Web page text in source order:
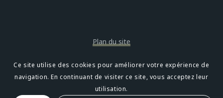
Plan du site
Mentions légales
Confidentialité
Ce site utilise des cookies pour améliorer votre expérience de
navigation. En continuant de visiter ce site, vous acceptez leur
utilisation.